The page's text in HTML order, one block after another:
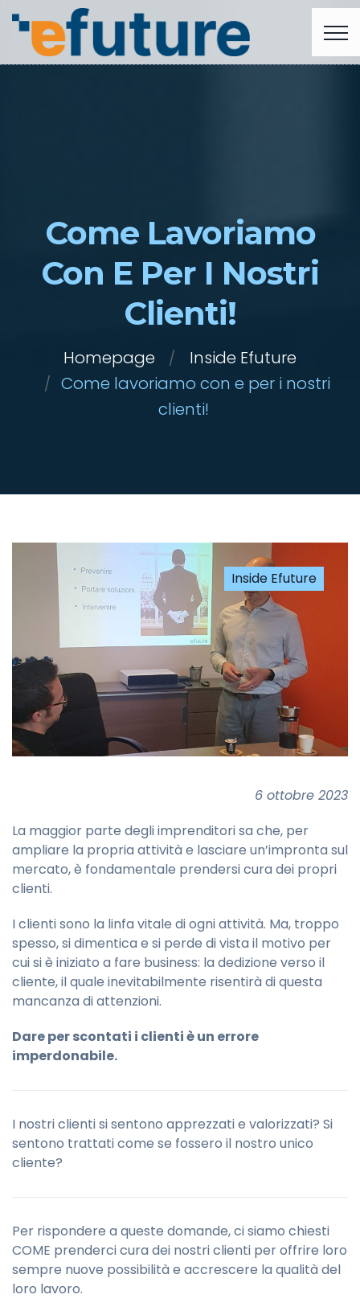
Come Lavoriamo
Con E Per I Nostri
Clienti!
Homepage
Inside Efuture
Come lavoriamo con e per i nostri
clienti!
Inside Efuture
6 ottobre 2023
La maggior parte degli imprenditori sa che, per
ampliare la propria attività e lasciare un’impronta sul
mercato, è fondamentale prendersi cura dei propri
clienti.
I clienti sono la linfa vitale di ogni attività. Ma, troppo
spesso, si dimentica e si perde di vista il motivo per
cui si è iniziato a fare business: la dedizione verso il
cliente, il quale inevitabilmente risentirà di questa
mancanza di attenzioni.
Dare per scontati i clienti è un errore
imperdonabile.
I nostri clienti si sentono apprezzati e valorizzati? Si
sentono trattati come se fossero il nostro unico
cliente?
Per rispondere a queste domande, ci siamo chiesti
COME prenderci cura dei nostri clienti per offrire loro
sempre nuove possibilità e accrescere la qualità del
loro lavoro.